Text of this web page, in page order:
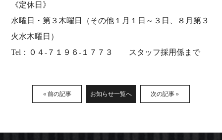
《定休日》
水曜日・第３木曜日（その他１月１日～３日、８月第３
火水木曜日）
Tel：０４‐７１９６‐１７７３ スタッフ採用係まで
« 前の記事 お知らせ一覧へ 次の記事 »